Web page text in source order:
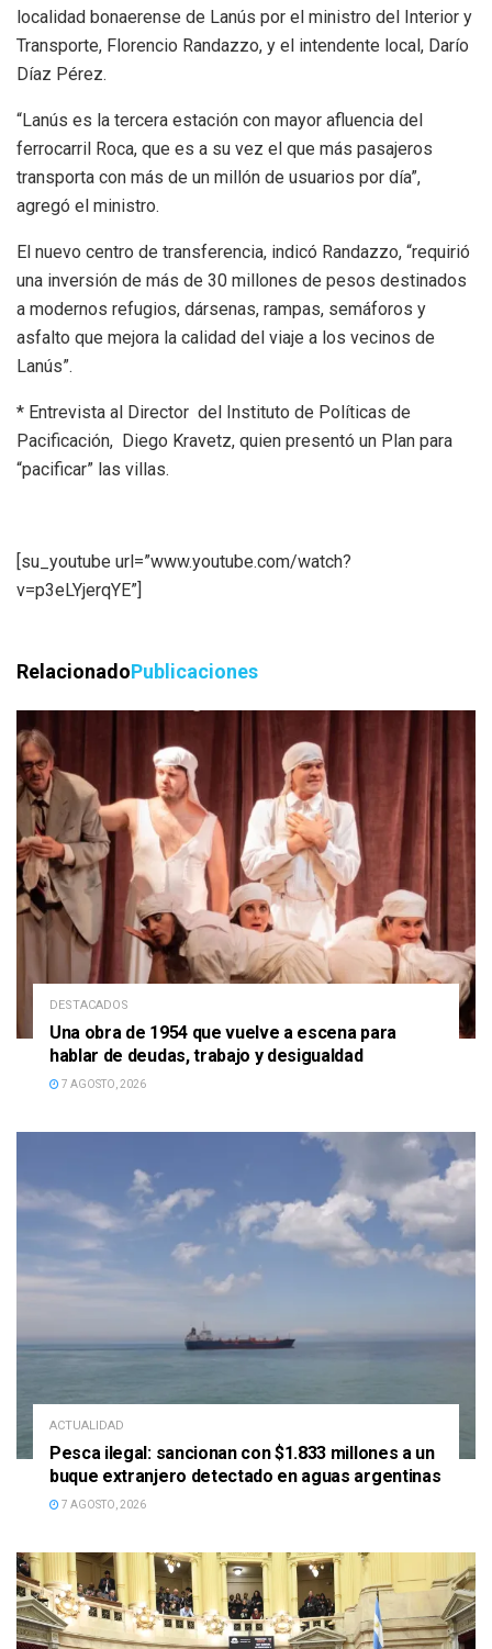
localidad bonaerense de Lanús por el ministro del Interior y
Transporte, Florencio Randazzo, y el intendente local, Darío
Díaz Pérez.
“Lanús es la tercera estación con mayor afluencia del
ferrocarril Roca, que es a su vez el que más pasajeros
transporta con más de un millón de usuarios por día”,
agregó el ministro.
El nuevo centro de transferencia, indicó Randazzo, “requirió
una inversión de más de 30 millones de pesos destinados
a modernos refugios, dársenas, rampas, semáforos y
asfalto que mejora la calidad del viaje a los vecinos de
Lanús”.
* Entrevista al Director del Instituto de Políticas de
Pacificación, Diego Kravetz, quien presentó un Plan para
“pacificar” las villas.
[su_youtube url=”www.youtube.com/watch?
v=p3eLYjerqYE”]
RelacionadoPublicaciones
DESTACADOS
Una obra de 1954 que vuelve a escena para
hablar de deudas, trabajo y desigualdad
7 AGOSTO, 2026
ACTUALIDAD
Pesca ilegal: sancionan con $1.833 millones a un
buque extranjero detectado en aguas argentinas
7 AGOSTO, 2026